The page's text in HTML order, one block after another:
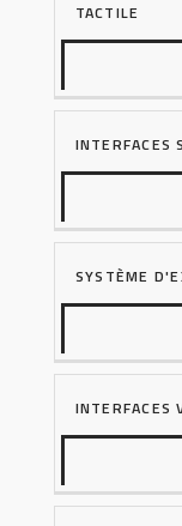
TACTILE
INTERFACES
SYSTÈME
INTERFACES